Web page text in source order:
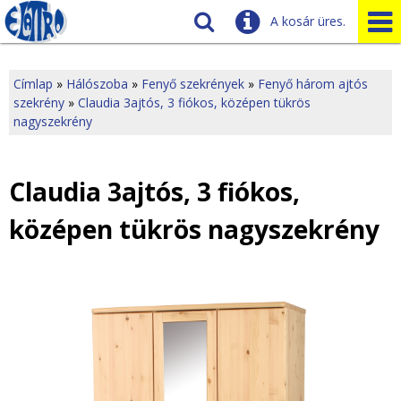
J
l
e
Címlap » Hálószoba » Fenyő szekrények » Fenyő három ajtós
szekrény » Claudia 3ajtós, 3 fiókos, középen tükrös
nagyszekrény
Claudia 3ajtós, 3 fiókos,
középen tükrös nagyszekrény
A kosár üres.
Tudnivalók
Ügyfélszolgálat